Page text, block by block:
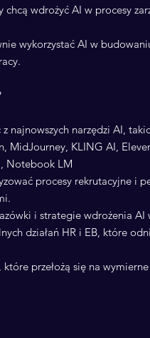
wdrożyć AI w procesy
wykorzystać AI w
z najnowszych narzędzi AI,
MidJourney, KLING AI,
Notebook LM
procesy rekrutacyjne i
i strategie wdrożenia AI
działań HR i EB, które
przełożą się na